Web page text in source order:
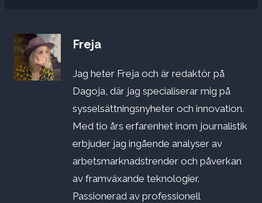
Freja
Jag heter Freja och är redaktör på
Dagoja, där jag specialiserar mig på
sysselsättningsnyheter och innovation.
Med tio års erfarenhet inom journalistik
erbjuder jag ingående analyser av
arbetsmarknadstrender och påverkan
av framväxande teknologier.
Passionerad av professionell